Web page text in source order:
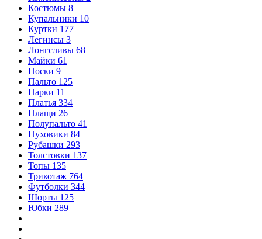
Костюмы 8
Купальники 10
Куртки 177
Легинсы 3
Лонгсливы 68
Майки 61
Носки 9
Пальто 125
Парки 11
Платья 334
Плащи 26
Полупальто 41
Пуховики 84
Рубашки 293
Толстовки 137
Топы 135
Трикотаж 764
Футболки 344
Шорты 125
Юбки 289